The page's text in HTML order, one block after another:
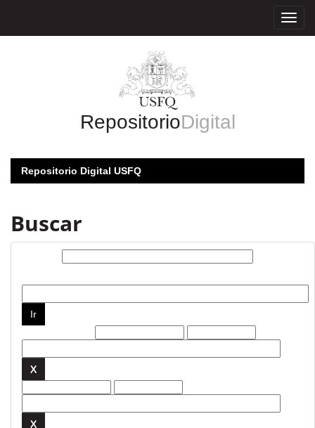
RepositorioDigital
Repositorio Digital USFQ
Buscar